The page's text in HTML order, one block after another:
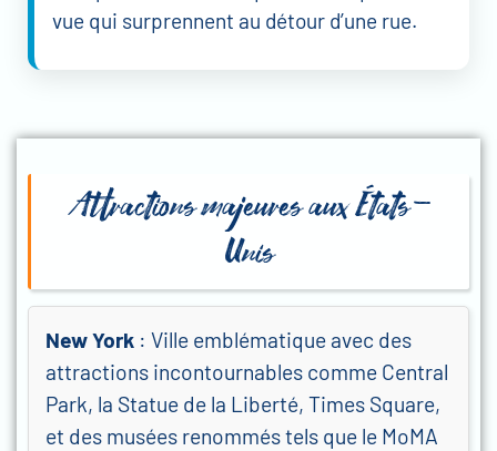
vue qui surprennent au détour d’une rue.
Attractions majeures aux États-
Unis
New York : Ville emblématique avec des
attractions incontournables comme Central
Park, la Statue de la Liberté, Times Square,
et des musées renommés tels que le MoMA